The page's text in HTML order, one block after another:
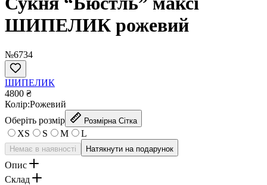
ШИПЕЛИК рожевий
№6734
ШИПЕЛИК
4800 ₴
Колір:Рожевий
Оберіть розмір
Розмірна Сітка
XS S M L
Немає в наявності Натякнути на подарунок
Опис
Склад